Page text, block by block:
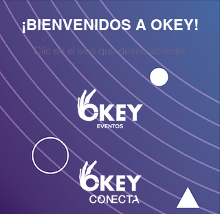
¡BIENVENIDOS A OKEY!
Clic en el sitio que desee acceder